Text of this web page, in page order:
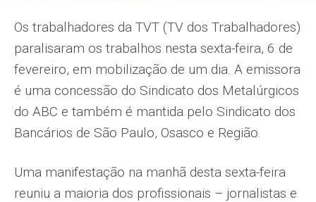
Os trabalhadores da TVT (TV dos Trabalhadores)
paralisaram os trabalhos nesta sexta-feira, 6 de
fevereiro, em mobilização de um dia. A emissora
é uma concessão do Sindicato dos Metalúrgicos
do ABC e também é mantida pelo Sindicato dos
Bancários de São Paulo, Osasco e Região.
Uma manifestação na manhã desta sexta-feira
reuniu a maioria dos profissionais – jornalistas e